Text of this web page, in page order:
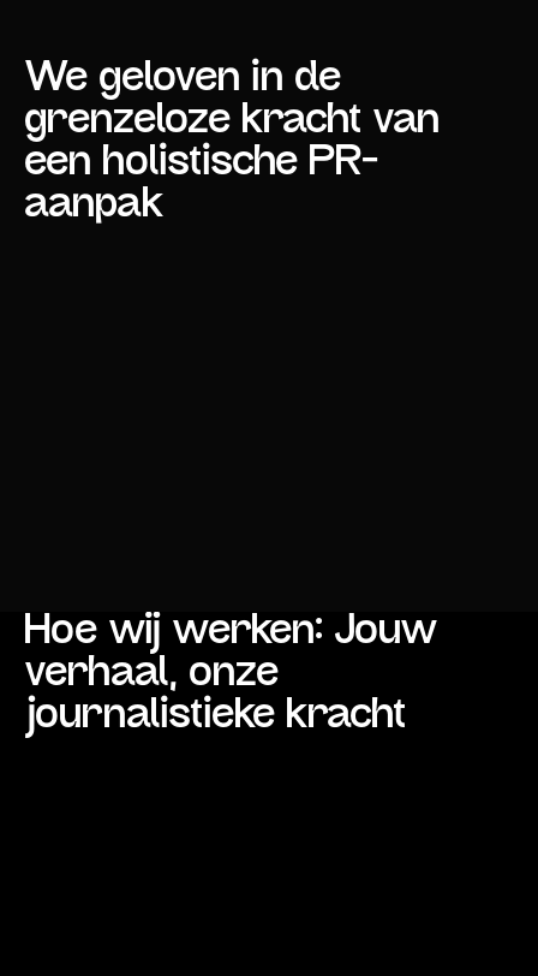
We geloven in de
grenzeloze kracht van
een holistische PR-
aanpak
Hoe wij werken: Jouw
verhaal, onze
journalistieke kracht